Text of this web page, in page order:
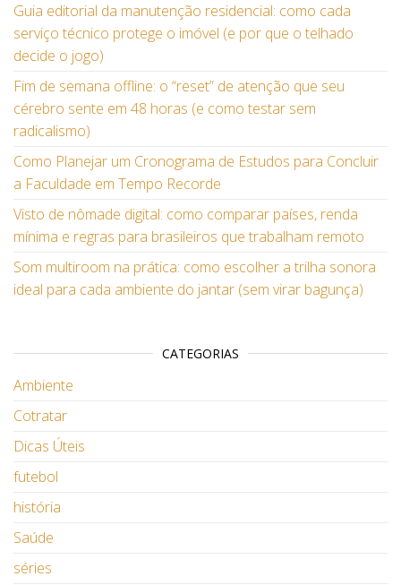
Guia editorial da manutenção residencial: como cada
serviço técnico protege o imóvel (e por que o telhado
decide o jogo)
Fim de semana offline: o “reset” de atenção que seu
cérebro sente em 48 horas (e como testar sem
radicalismo)
Como Planejar um Cronograma de Estudos para Concluir
a Faculdade em Tempo Recorde
Visto de nômade digital: como comparar países, renda
mínima e regras para brasileiros que trabalham remoto
Som multiroom na prática: como escolher a trilha sonora
ideal para cada ambiente do jantar (sem virar bagunça)
CATEGORIAS
Ambiente
Cotratar
Dicas Úteis
futebol
história
Saúde
séries